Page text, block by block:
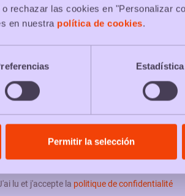
rechazar las cookies en "Personalizar
en nuestra política de cookies.
Estadística
Permitir la selección
Packs feuilles
Packs serviettes de bain
& NEWS
lu et j'accepte la politique de confidentialité